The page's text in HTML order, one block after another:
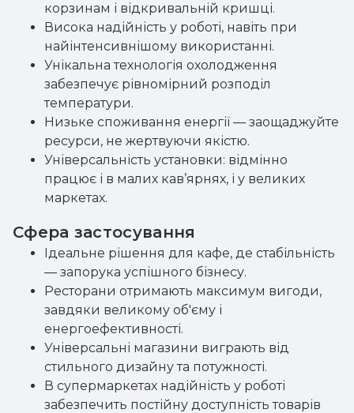
корзинам і відкривальній кришці.
Висока надійність у роботі, навіть при
найінтенсивнішому використанні.
Унікальна технологія охолодження
забезпечує рівномірний розподіл
температури.
Низьке споживання енергії — заощаджуйте
ресурси, не жертвуючи якістю.
Універсальність установки: відмінно
працює і в малих кав’ярнях, і у великих
маркетах.
Сфера застосування
Ідеальне рішення для кафе, де стабільність
— запорука успішного бізнесу.
Ресторани отримають максимум вигоди,
завдяки великому об'єму і
енергоефективності.
Універсальні магазини виграють від
стильного дизайну та потужності.
В супермаркетах надійність у роботі
забезпечить постійну доступність товарів